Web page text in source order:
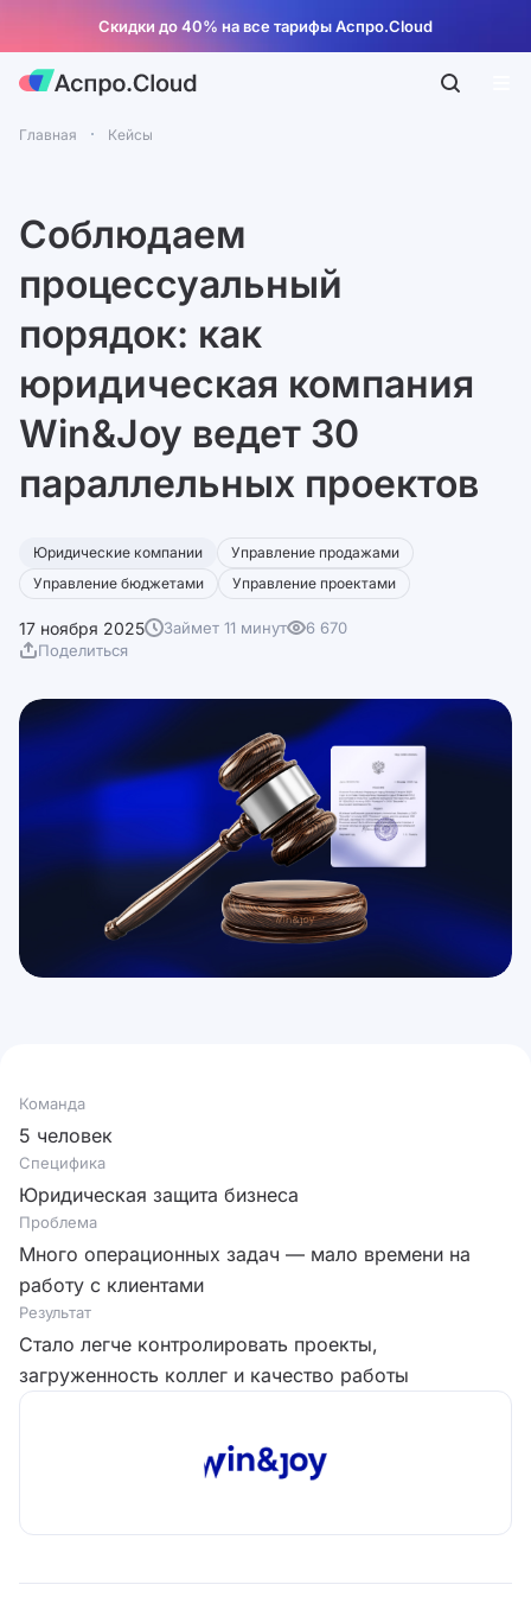
Скидки до 40% на все тарифы Аспро.Cloud
Главная Кейсы
Соблюдаем
процессуальный
порядок: как
юридическая компания
Win&Joy ведет 30
параллельных проектов
Юридические компании
Управление продажами
Управление бюджетами
Управление проектами
17 ноября 2025 Займет 11 минут
6 670
Поделиться
Команда
5 человек
Специфика
Юридическая защита бизнеса
Проблема
Много операционных задач — мало времени на
работу с клиентами
Результат
Стало легче контролировать проекты,
загруженность коллег и качество работы